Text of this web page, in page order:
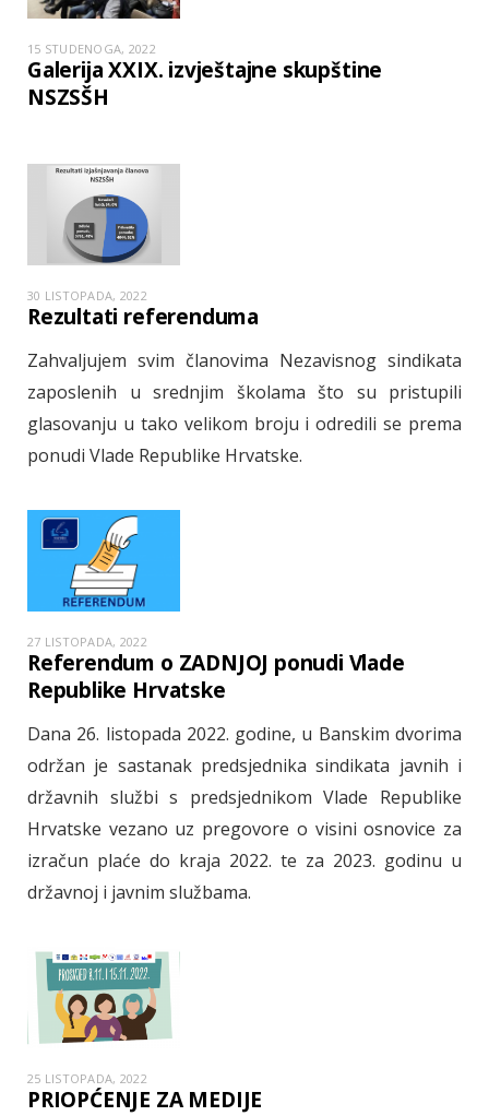
15 STUDENOGA, 2022
Galerija XXIX. izvještajne skupštine
NSZSŠH
30 LISTOPADA, 2022
Rezultati referenduma
Zahvaljujem svim članovima Nezavisnog sindikata
zaposlenih u srednjim školama što su pristupili
glasovanju u tako velikom broju i odredili se prema
ponudi Vlade Republike Hrvatske.
27 LISTOPADA, 2022
Referendum o ZADNJOJ ponudi Vlade
Republike Hrvatske
Dana 26. listopada 2022. godine, u Banskim dvorima
održan je sastanak predsjednika sindikata javnih i
državnih službi s predsjednikom Vlade Republike
Hrvatske vezano uz pregovore o visini osnovice za
izračun plaće do kraja 2022. te za 2023. godinu u
državnoj i javnim službama.
25 LISTOPADA, 2022
PRIOPĆENJE ZA MEDIJE